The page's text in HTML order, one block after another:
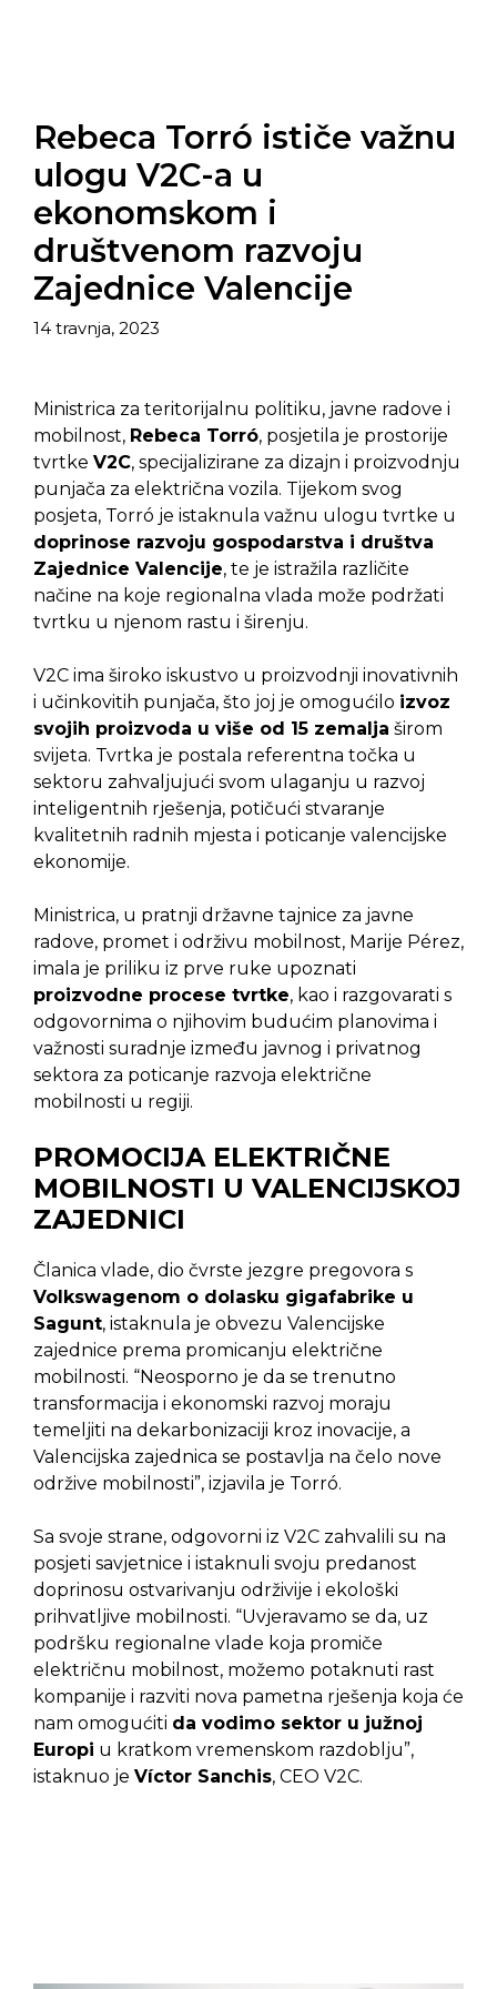
Rebeca Torró ističe važnu
ulogu V2C-a u
ekonomskom i
društvenom razvoju
Zajednice Valencije
14 travnja, 2023
Ministrica za teritorijalnu politiku, javne radove i
mobilnost, Rebeca Torró, posjetila je prostorije
tvrtke V2C, specijalizirane za dizajn i proizvodnju
punjača za električna vozila. Tijekom svog
posjeta, Torró je istaknula važnu ulogu tvrtke u
doprinose razvoju gospodarstva i društva
Zajednice Valencije, te je istražila različite
načine na koje regionalna vlada može podržati
tvrtku u njenom rastu i širenju.
V2C ima široko iskustvo u proizvodnji inovativnih
i učinkovitih punjača, što joj je omogućilo izvoz
svojih proizvoda u više od 15 zemalja širom
svijeta. Tvrtka je postala referentna točka u
sektoru zahvaljujući svom ulaganju u razvoj
inteligentnih rješenja, potičući stvaranje
kvalitetnih radnih mjesta i poticanje valencijske
ekonomije.
Ministrica, u pratnji državne tajnice za javne
radove, promet i održivu mobilnost, Marije Pérez,
imala je priliku iz prve ruke upoznati
proizvodne procese tvrtke, kao i razgovarati s
odgovornima o njihovim budućim planovima i
važnosti suradnje između javnog i privatnog
sektora za poticanje razvoja električne
mobilnosti u regiji.
PROMOCIJA ELEKTRIČNE
MOBILNOSTI U VALENCIJSKOJ
ZAJEDNICI
Članica vlade, dio čvrste jezgre pregovora s
Volkswagenom o dolasku gigafabrike u
Sagunt, istaknula je obvezu Valencijske
zajednice prema promicanju električne
mobilnosti. “Neosporno je da se trenutno
transformacija i ekonomski razvoj moraju
temeljiti na dekarbonizaciji kroz inovacije, a
Valencijska zajednica se postavlja na čelo nove
održive mobilnosti”, izjavila je Torró.
Sa svoje strane, odgovorni iz V2C zahvalili su na
posjeti savjetnice i istaknuli svoju predanost
doprinosu ostvarivanju održivije i ekološki
prihvatljive mobilnosti. “Uvjeravamo se da, uz
podršku regionalne vlade koja promiče
električnu mobilnost, možemo potaknuti rast
kompanije i razviti nova pametna rješenja koja će
nam omogućiti da vodimo sektor u južnoj
Europi u kratkom vremenskom razdoblju”,
istaknuo je Víctor Sanchis, CEO V2C.